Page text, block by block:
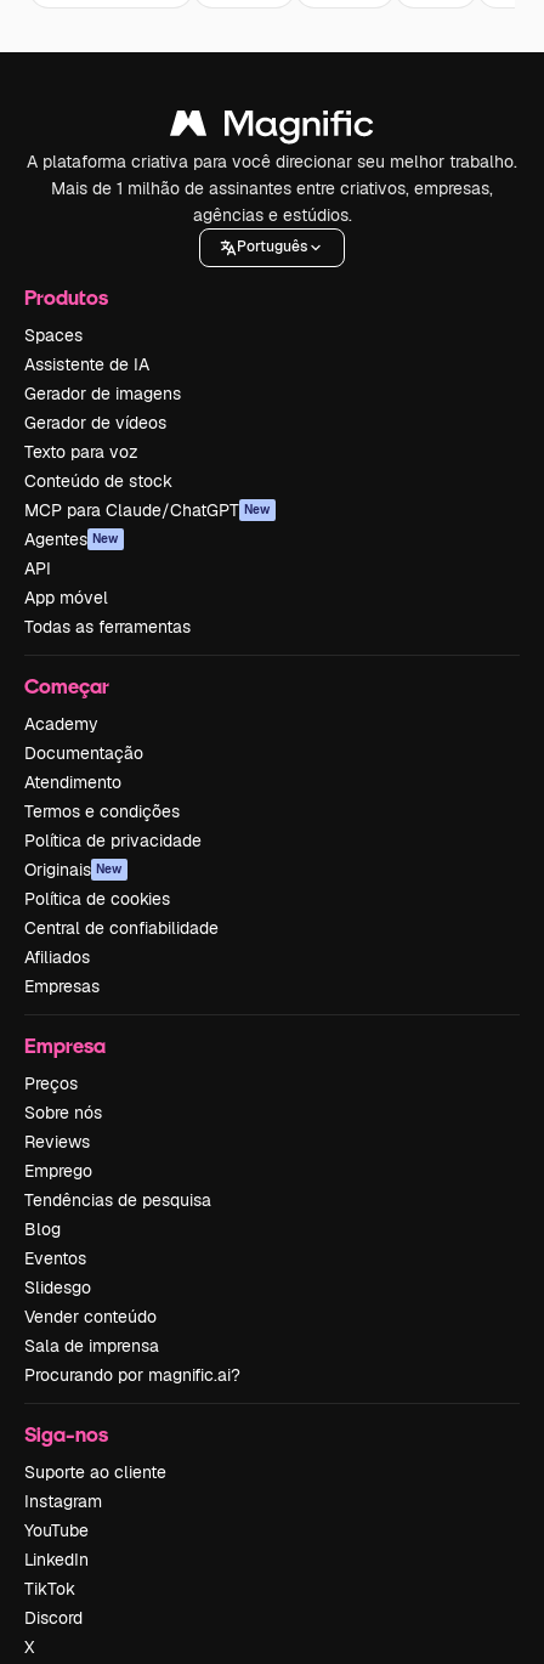
A plataforma criativa para você direcionar seu melhor trabalho.
Mais de 1 milhão de assinantes entre criativos, empresas,
agências e estúdios.
Português
Produtos
Spaces
Assistente de IA
Gerador de imagens
Gerador de vídeos
Texto para voz
Conteúdo de stock
MCP para Claude/ChatGPT New
Agentes New
API
App móvel
Todas as ferramentas
Começar
Academy
Documentação
Atendimento
Termos e condições
Política de privacidade
Originais New
Política de cookies
Central de confiabilidade
Afiliados
Empresas
Empresa
Preços
Sobre nós
Reviews
Emprego
Tendências de pesquisa
Blog
Eventos
Slidesgo
Vender conteúdo
Sala de imprensa
Procurando por magnific.ai?
Siga-nos
Suporte ao cliente
Instagram
YouTube
LinkedIn
TikTok
Discord
X